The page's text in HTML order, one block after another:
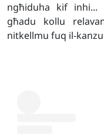
ngħiduha kif inhi...
għadu kollu
nitkellmu fuq il-